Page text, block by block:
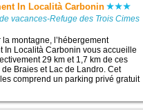
In Località Carbonin
vacances-Refuge des Trois Cimes
la montagne, l’hébergement
In Località Carbonin vous accueille
29 km et 1,7 km de ces
de Braies et Lac de Landro. Cet
comprend un parking privé gratuit